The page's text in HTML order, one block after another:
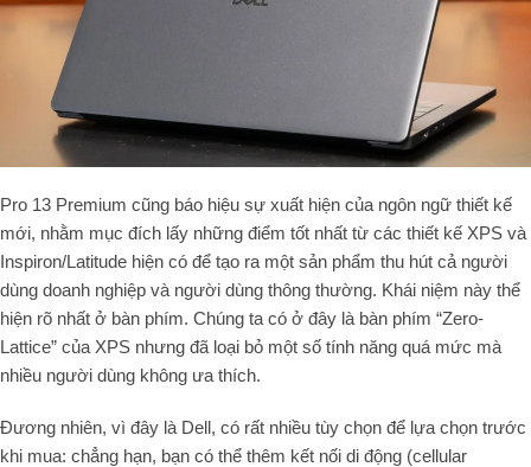
Pro 13 Premium cũng báo hiệu sự xuất hiện của ngôn ngữ thiết kế
mới, nhằm mục đích lấy những điểm tốt nhất từ các thiết kế XPS và
Inspiron/Latitude hiện có để tạo ra một sản phẩm thu hút cả người
dùng doanh nghiệp và người dùng thông thường. Khái niệm này thể
hiện rõ nhất ở bàn phím. Chúng ta có ở đây là bàn phím “Zero-
Lattice” của XPS nhưng đã loại bỏ một số tính năng quá mức mà
nhiều người dùng không ưa thích.
Đương nhiên, vì đây là Dell, có rất nhiều tùy chọn để lựa chọn trước
khi mua: chẳng hạn, bạn có thể thêm kết nối di động (cellular